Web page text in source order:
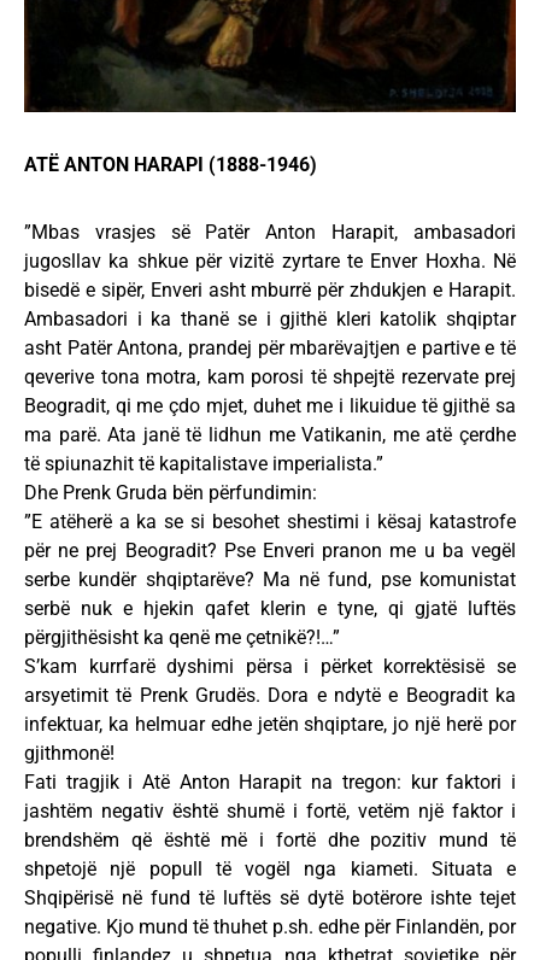
ATË ANTON HARAPI (1888-1946)
”Mbas vrasjes së Patër Anton Harapit, ambasadori
jugosllav ka shkue për vizitë zyrtare te Enver Hoxha. Në
bisedë e sipër, Enveri asht mburrë për zhdukjen e Harapit.
Ambasadori i ka thanë se i gjithë kleri katolik shqiptar
asht Patër Antona, prandej për mbarëvajtjen e partive e të
qeverive tona motra, kam porosi të shpejtë rezervate prej
Beogradit, qi me çdo mjet, duhet me i likuidue të gjithë sa
ma parë. Ata janë të lidhun me Vatikanin, me atë çerdhe
të spiunazhit të kapitalistave imperialista.”
Dhe Prenk Gruda bën përfundimin:
”E atëherë a ka se si besohet shestimi i kësaj katastrofe
për ne prej Beogradit? Pse Enveri pranon me u ba vegël
serbe kundër shqiptarëve? Ma në fund, pse komunistat
serbë nuk e hjekin qafet klerin e tyne, qi gjatë luftës
përgjithësisht ka qenë me çetnikë?!…”
S’kam kurrfarë dyshimi përsa i përket korrektësisë se
arsyetimit të Prenk Grudës. Dora e ndytë e Beogradit ka
infektuar, ka helmuar edhe jetën shqiptare, jo një herë por
gjithmonë!
Fati tragjik i Atë Anton Harapit na tregon: kur faktori i
jashtëm negativ është shumë i fortë, vetëm një faktor i
brendshëm që është më i fortë dhe pozitiv mund të
shpetojë një popull të vogël nga kiameti. Situata e
Shqipërisë në fund të luftës së dytë botërore ishte tejet
negative. Kjo mund të thuhet p.sh. edhe për Finlandën, por
populli finlandez u shpetua nga kthetrat sovjetike për